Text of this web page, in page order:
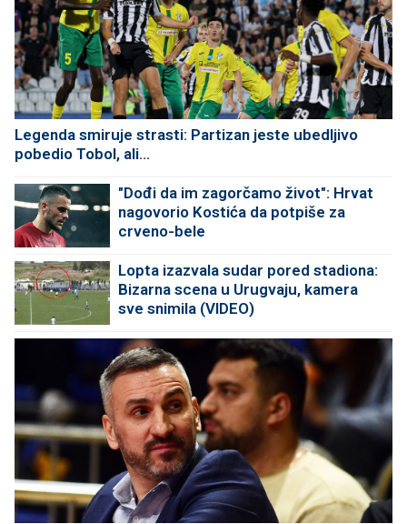
Legenda smiruje strasti: Partizan jeste ubedljivo
pobedio Tobol, ali...
"Dođi da im zagorčamo život": Hrvat
nagovorio Kostića da potpiše za
crveno-bele
Lopta izazvala sudar pored stadiona:
Bizarna scena u Urugvaju, kamera
sve snimila (VIDEO)